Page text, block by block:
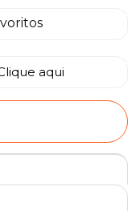
aqui